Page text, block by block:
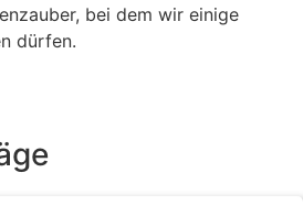
bei dem wir einige
dürfen.